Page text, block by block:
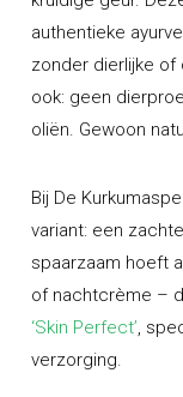
authentieke
zonder dierlijke
ook: geen
oliën. Gewoon
Bij De
variant: een
spaarzaam hoeft
of nachtcrème –
‘Skin Perfect’,
verzorging.